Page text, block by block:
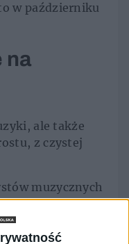
w październiku
na
ale także
z czystej
muzycznych
na trasach
danym, jej